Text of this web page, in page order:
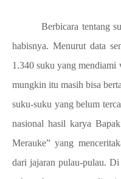
Berbicara tentang
habisnya. Menurut data
1.340 suku yang mendiami
mungkin itu masih bisa
suku-suku yang belum
nasional hasil karya
Merauke” yang
dari jajaran pulau-pulau.